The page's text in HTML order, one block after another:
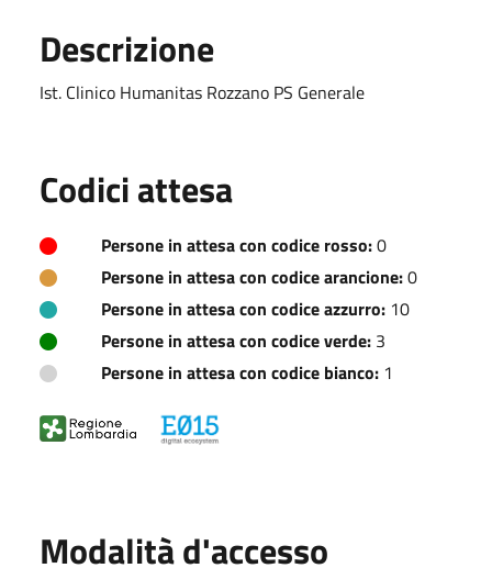
Descrizione
Ist. Clinico Humanitas Rozzano PS Generale
Codici attesa
Persone in attesa con codice rosso:0
Persone in attesa con codice arancione:0
Persone in attesa con codice azzurro: 10
Persone in attesa con codice verde: 3
Persone in attesa con codice bianco: 1
Modalità d'accesso